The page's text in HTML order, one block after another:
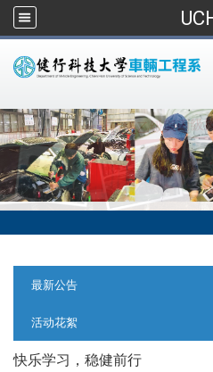
最新公告
活动花絮
快乐学习，稳健前行